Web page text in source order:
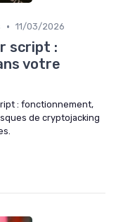
• 11/03/2026
script :
votre
: fonctionnement,
de cryptojacking